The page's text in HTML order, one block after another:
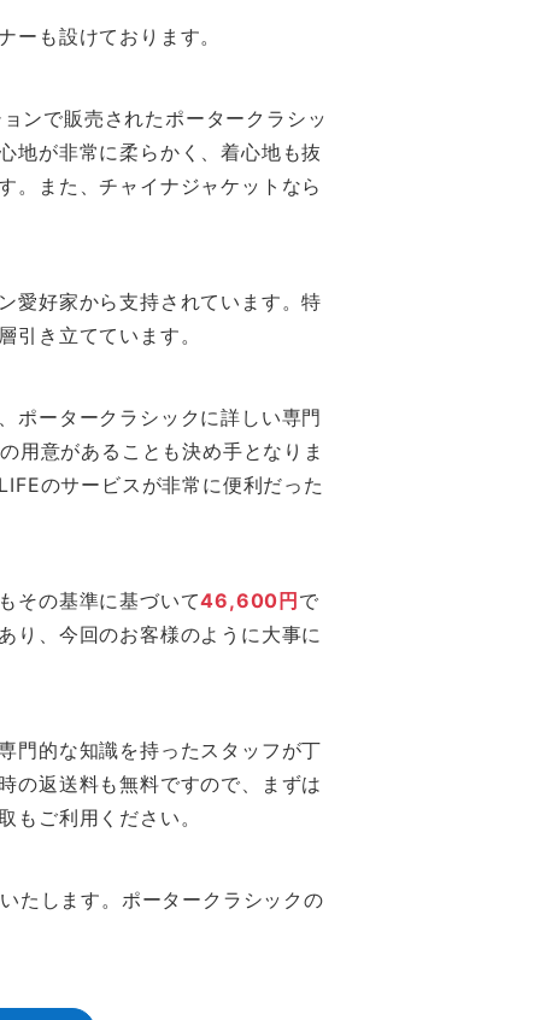
も設けております。
ンで販売されたポータークラシッ
地が非常に柔らかく、着心地も抜
。また、チャイナジャケットなら
愛好家から支持されています。特
引き立てています。
ポータークラシックに詳しい専門
用意があることも決め手となりま
のサービスが非常に便利だった
その基準に基づいて46,600円 で
り、今回のお客様のように大事に
門的な知識を持ったスタッフが丁
の返送料も無料ですので、まずは
もご利用ください。
たします。ポータークラシックの